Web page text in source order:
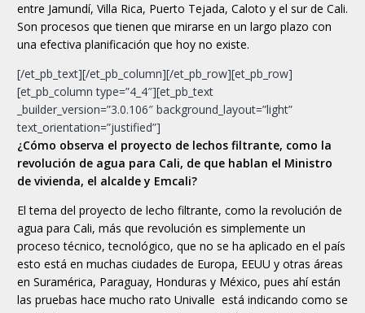
entre Jamundí, Villa Rica, Puerto Tejada, Caloto y el sur de Cali.
Son procesos que tienen que mirarse en un largo plazo con
una efectiva planificación que hoy no existe.
[/et_pb_text][/et_pb_column][/et_pb_row][et_pb_row]
[et_pb_column type=”4_4″][et_pb_text
_builder_version=”3.0.106″ background_layout=”light”
text_orientation=”justified”]
¿Cómo observa el proyecto de lechos filtrante, como la
revolución de agua para Cali, de que hablan el Ministro
de vivienda, el alcalde y Emcali?
El tema del proyecto de lecho filtrante, como la revolución de
agua para Cali, más que revolución es simplemente un
proceso técnico, tecnológico, que no se ha aplicado en el país
esto está en muchas ciudades de Europa, EEUU y otras áreas
en Suramérica, Paraguay, Honduras y México, pues ahí están
las pruebas hace mucho rato Univalle está indicando como se